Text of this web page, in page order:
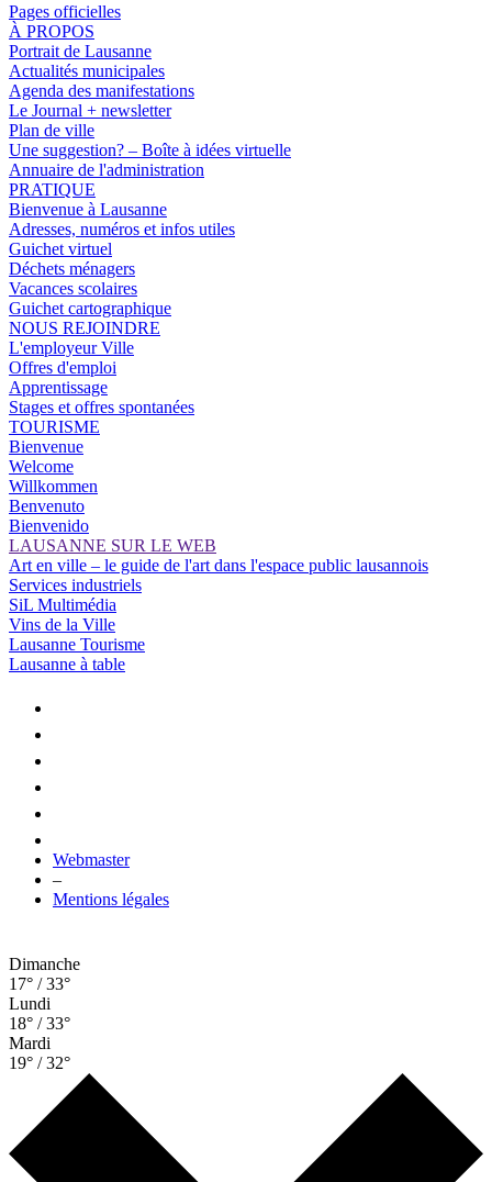
Pages officielles
À PROPOS
Portrait de Lausanne
Actualités municipales
Agenda des manifestations
Le Journal + newsletter
Plan de ville
Une suggestion? – Boîte à idées virtuelle
Annuaire de l'administration
PRATIQUE
Bienvenue à Lausanne
Adresses, numéros et infos utiles
Guichet virtuel
Déchets ménagers
Vacances scolaires
Guichet cartographique
NOUS REJOINDRE
L'employeur Ville
Offres d'emploi
Apprentissage
Stages et offres spontanées
TOURISME
Bienvenue
Welcome
Willkommen
Benvenuto
Bienvenido
LAUSANNE SUR LE WEB
Art en ville – le guide de l'art dans l'espace public lausannois
Services industriels
SiL Multimédia
Vins de la Ville
Lausanne Tourisme
Lausanne à table
Webmaster
–
Mentions légales
Dimanche
17° / 33°
Lundi
18° / 33°
Mardi
19° / 32°